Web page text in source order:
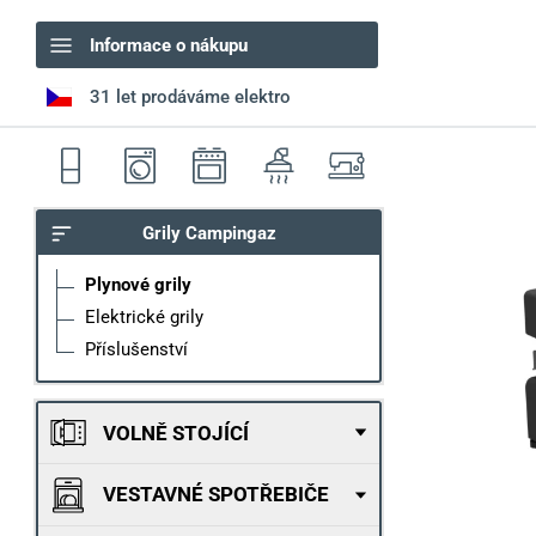
Informace o nákupu
31 let prodáváme elektro
Grily Campingaz
Plynové grily
Elektrické grily
Příslušenství
VOLNĚ STOJÍCÍ
VESTAVNÉ SPOTŘEBIČE